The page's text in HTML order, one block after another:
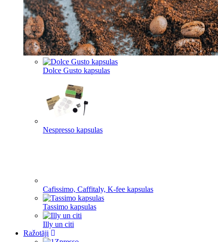
Dolce Gusto kapsulas
Nespresso kapsulas
Cafissimo, Caffitaly, K-fee kapsulas
Tassimo kapsulas
Illy un citi
Ražotāji